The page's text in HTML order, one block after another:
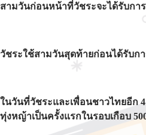
สามวันก่อนหน้าที่วัชระจะได้รับการ
วัชระใช้สามวันสุดท้ายก่อนได้รับก
ในวันที่วัชระและเพื่อนชาวไทยอีก
ทุ่งหญ้าเป็นครั้งแรกในรอบเกือบ